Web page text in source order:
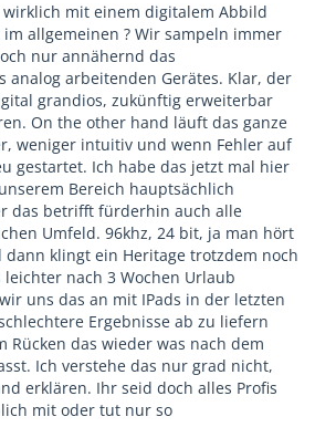
mit einem digitalem Abbild
allgemeinen ? Wir sampeln immer
nur annähernd das
analog arbeitenden Gerätes. Klar, der
grandios, zukünftig erweiterbar
On the other hand läuft das ganze
weniger intuitiv und wenn Fehler auf
gestartet. Ich habe das jetzt mal hier
Bereich hauptsächlich
das betrifft fürderhin auch alle
Umfeld. 96khz, 24 bit, ja man hört
klingt ein Heritage trotzdem noch
nach 3 Wochen Urlaub
uns das an mit IPads in der letzten
Ergebnisse ab zu liefern
Rücken das wieder was nach dem
Ich verstehe das nur grad nicht,
erklären. Ihr seid doch alles Profis
mit oder tut nur so